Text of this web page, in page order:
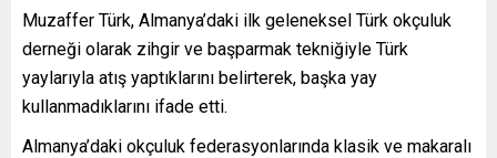
Muzaffer Türk, Almanya’daki ilk geleneksel Türk okçuluk
derneği olarak zihgir ve başparmak tekniğiyle Türk
yaylarıyla atış yaptıklarını belirterek, başka yay
kullanmadıklarını ifade etti.
Almanya’daki okçuluk federasyonlarında klasik ve makaralı